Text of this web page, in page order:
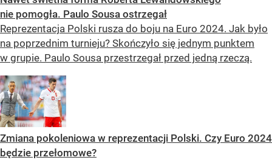
nie pomogła. Paulo Sousa ostrzegał
Reprezentacja Polski rusza do boju na Euro 2024. Jak było
na poprzednim turnieju? Skończyło się jednym punktem
w grupie. Paulo Sousa przestrzegał przed jedną rzeczą.
Zmiana pokoleniowa w reprezentacji Polski. Czy Euro 2024
będzie przełomowe?